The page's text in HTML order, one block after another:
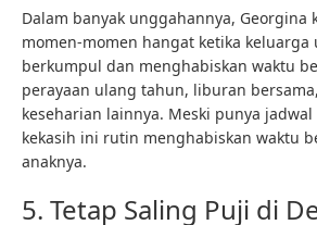
Dalam banyak unggahannya, Georgina
momen-momen hangat ketika keluarga
berkumpul dan menghabiskan waktu
perayaan ulang tahun, liburan
keseharian lainnya. Meski punya
kekasih ini rutin menghabiskan waktu
anaknya.
5. Tetap Saling Puji di